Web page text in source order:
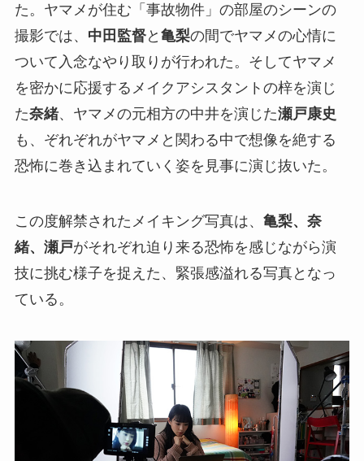
た。ヤマメが住む「事故物件」の部屋のシーンの
撮影では、 中田監督と 亀梨の間でヤマメの心情に
ついて入念なやり取りが行われた。そしてヤマメ
を密かに応援するメイクアシスタントの梓を演じ
た奈緒、ヤマメの元相方の中井を演じた瀬戸康史
も、ぞれぞれがヤマメと関わる中で想像を絶する
恐怖に巻き込まれていく姿を見事に演じ抜いた。
この度解禁されたメイキング写真は、 亀梨、奈
緒、瀬戸がそれぞれ迫り来る恐怖を感じながら演
技に挑む様子を捉えた、緊張感溢れる写真となっ
ている。